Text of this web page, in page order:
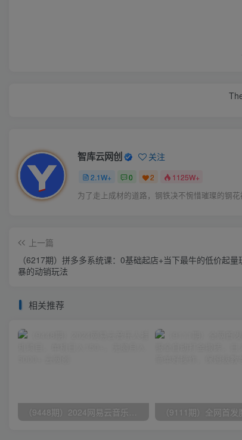
智库云网创 关注
2.1W+ 0 2 1125W+
为了走上成材的道路，钢铁决不惋惜璀璨的钢花
上一篇
（6217期）拼多多系统课：0基础起店+当下最牛的低价起量
暴的动销玩法
相关推荐
（9448期）2024网易云音乐人挂机项目，单机日入150+，无脑月入5000+